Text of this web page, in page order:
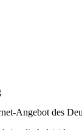
Angebot des